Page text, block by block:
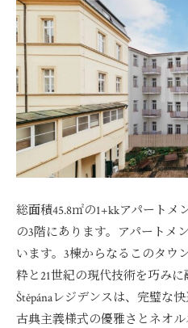
総面積45.8㎡の1+kkアパートメ
の3階にあります。アパートメ
います。3棟からなるこのタウ
粋と21世紀の現代技術を巧みに
Štěpánaレジデンスは、完璧な
古典主義様式の優雅さとネオ